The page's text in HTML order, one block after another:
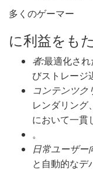
多くのゲーマー
に利益をも
者:最適化され
びストレージ
コンテンツク
レンダリング
において一貫
。
日常ユーザー
と自動的なデ